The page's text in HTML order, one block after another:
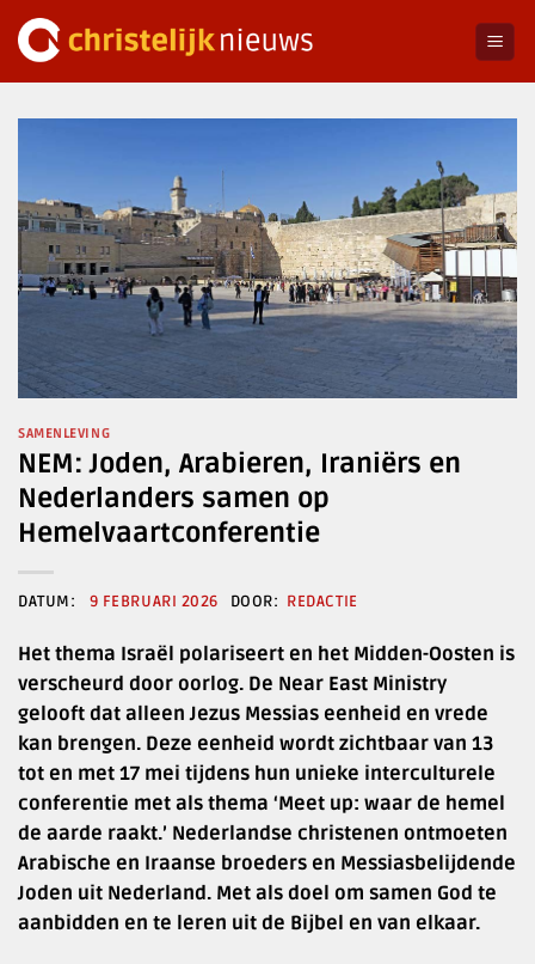
naar
SAMENLEVING
NEM: Joden, Arabieren, Iraniërs en
Nederlanders samen op
Hemelvaartconferentie
9 FEBRUARI 2026 REDACTIE
Het thema Israël polariseert en het Midden-Oosten is
verscheurd door oorlog. De Near East Ministry
gelooft dat alleen Jezus Messias eenheid en vrede
kan brengen. Deze eenheid wordt zichtbaar van 13
tot en met 17 mei tijdens hun unieke interculturele
conferentie met als thema ‘Meet up: waar de hemel
de aarde raakt.’ Nederlandse christenen ontmoeten
Arabische en Iraanse broeders en Messiasbelijdende
Joden uit Nederland. Met als doel om samen God te
aanbidden en te leren uit de Bijbel en van elkaar.